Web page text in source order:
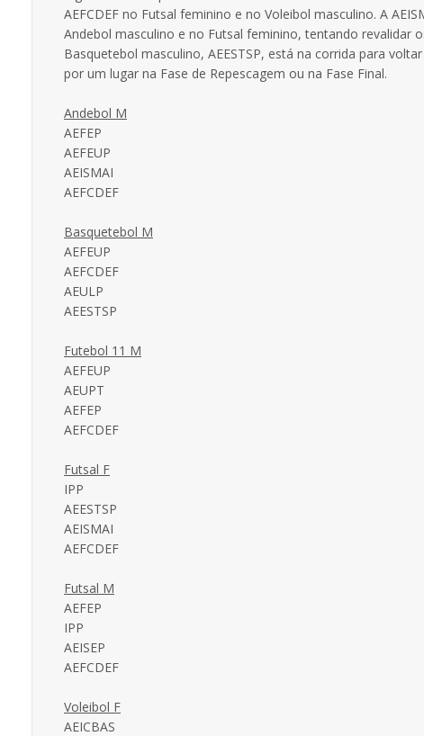
AEFCDEF no Futsal feminino e no Voleibol masculino. A
Andebol masculino e no Futsal feminino, tentando revalidar
Basquetebol masculino, AEESTSP, está na corrida para
por um lugar na Fase de Repescagem ou na Fase Final.
Andebol M
AEFEP
AEFEUP
AEISMAI
AEFCDEF
Basquetebol M
AEFEUP
AEFCDEF
AEULP
AEESTSP
Futebol 11 M
AEFEUP
AEUPT
AEFEP
AEFCDEF
Futsal F
IPP
AEESTSP
AEISMAI
AEFCDEF
Futsal M
AEFEP
IPP
AEISEP
AEFCDEF
Voleibol F
AEICBAS